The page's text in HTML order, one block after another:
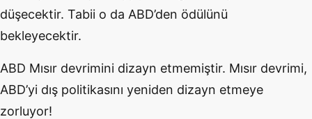
düşecektir. Tabii o da ABD’den ödülünü
bekleyecektir.
ABD Mısır devrimini dizayn etmemiştir. Mısır devrimi,
ABD’yi dış politikasını yeniden dizayn etmeye
zorluyor!